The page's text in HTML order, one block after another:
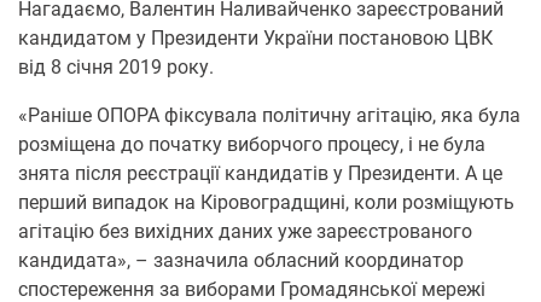
Нагадаємо, Валентин Наливайченко зареєстрований
кандидатом у Президенти України постановою ЦВК
від 8 січня 2019 року.
«Раніше ОПОРА фіксувала політичну агітацію, яка була
розміщена до початку виборчого процесу, і не була
знята після реєстрації кандидатів у Президенти. А це
перший випадок на Кіровоградщині, коли розміщують
агітацію без вихідних даних уже зареєстрованого
кандидата», – зазначила обласний координатор
спостереження за виборами Громадянської мережі